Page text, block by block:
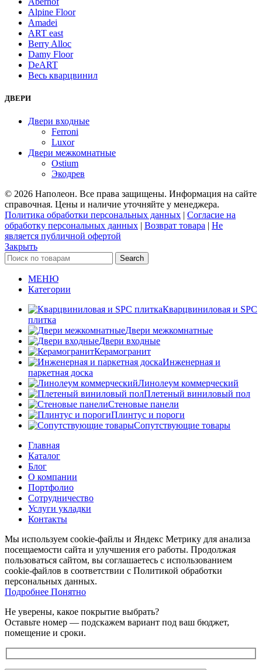
Alpine Floor
Amadei
ART east
Berry Alloc
Damy Floor
DeART
Весь кварцвинил
ДВЕРИ
Двери входные
Ferroni
Luxor
Двери межкомнатные
Ostium
Экодрев
© 2026 Наполеон. Все права защищены. Информация на сайте
справочная. Цены и наличие уточняйте у менеджера.
Политика обработки персональных данных | Согласие на
обработку персональных данных | Возврат товара | Не
является публичной офертой
Закрыть
Search
МЕНЮ
Категории
Кварцвиниловая и SPC
плитка
Двери межкомнатные
Двери входные
Керамогранит
Инженерная и
паркетная доска
Линолеум коммерческий
Плетеный виниловый пол
Стеновые панели
Плинтус и пороги
Сопутствующие товары
Главная
Каталог
Блог
О компании
Портфолио
Сотрудничество
Услуги укладки
Контакты
Мы используем cookie-файлы и Яндекс Метрику для анализа
посещаемости сайта и улучшения его работы. Продолжая
пользоваться сайтом, вы соглашаетесь с использованием
cookie-файлов в соответствии с Политикой обработки
персональных данных.
Подробнее Подробнее
Понятно
Не уверены, какое покрытие выбрать?
Оставьте номер — подскажем вариант под ваш бюджет,
помещение и сроки.